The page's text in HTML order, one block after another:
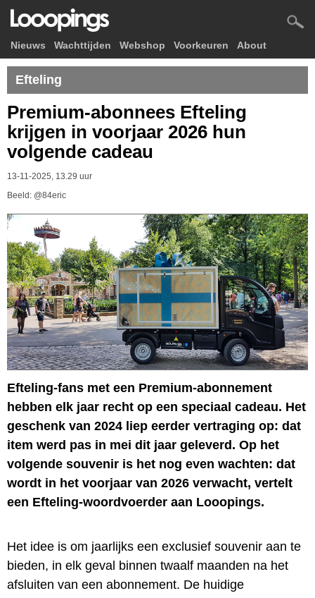
Nieuws Wachttijden Webshop Voorkeuren About
Efteling
Premium-abonnees Efteling
krijgen in voorjaar 2026 hun
volgende cadeau
13-11-2025, 13.29 uur
Beeld: @84eric
Efteling-fans met een Premium-abonnement
hebben elk jaar recht op een speciaal cadeau. Het
geschenk van 2024 liep eerder vertraging op: dat
item werd pas in mei dit jaar geleverd. Op het
volgende souvenir is het nog even wachten: dat
wordt in het voorjaar van 2026 verwacht, vertelt
een Efteling-woordvoerder aan Looopings.
Het idee is om jaarlijks een exclusief souvenir aan te
bieden, in elk geval binnen twaalf maanden na het
afsluiten van een abonnement. De huidige